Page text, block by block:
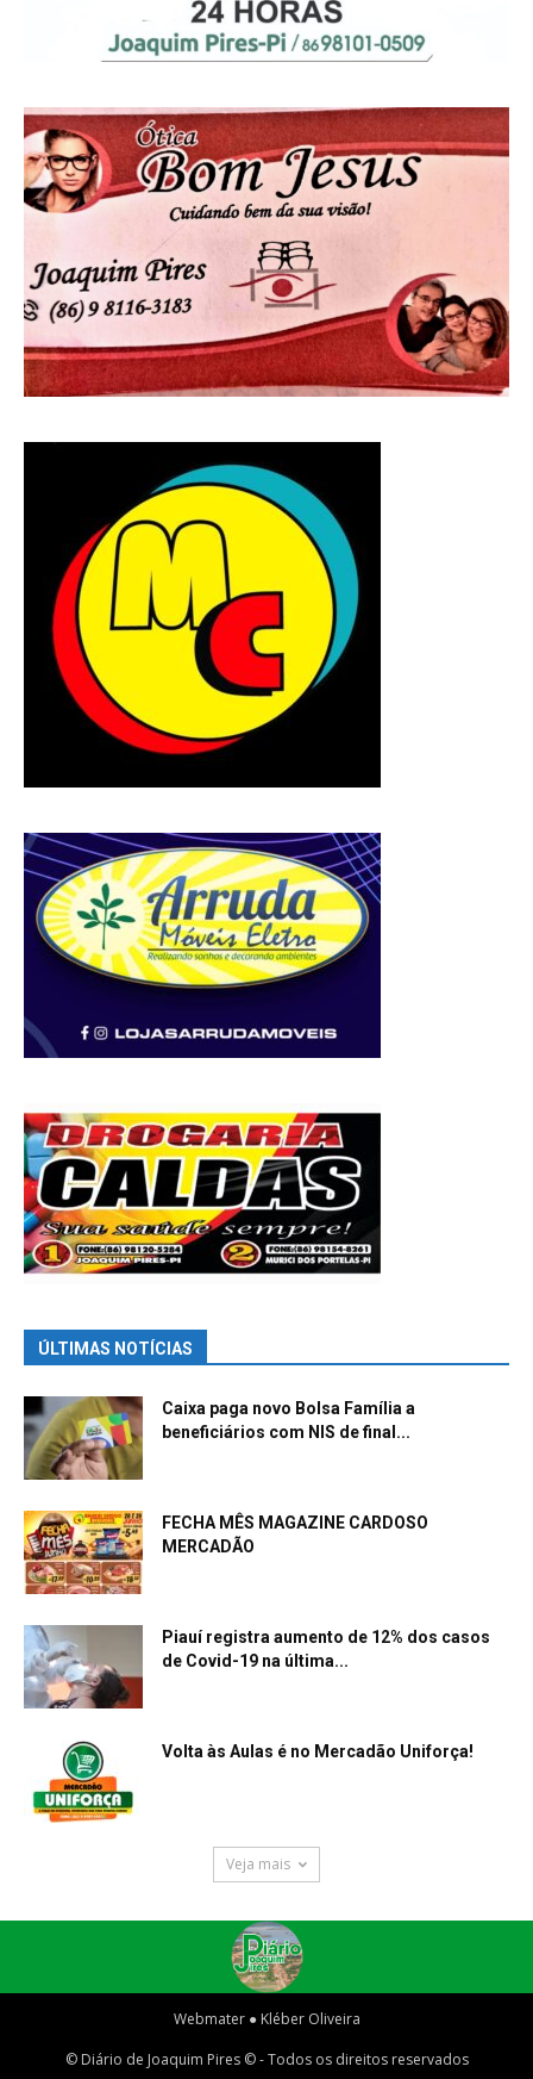
ÚLTIMAS NOTÍCIAS
Caixa paga novo Bolsa Família a
beneficiários com NIS de final...
FECHA MÊS MAGAZINE CARDOSO
MERCADÃO
Piauí registra aumento de 12% dos casos
de Covid-19 na última...
Volta às Aulas é no Mercadão Uniforça!
Veja mais
Webmater ● Kléber Oliveira
© Diário de Joaquim Pires © - Todos os direitos reservados